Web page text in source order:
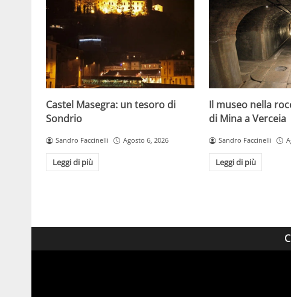
Castel Masegra: un tesoro di
Sondrio
Sandro Faccinelli Agosto 6, 2026
Leggi di più
Il museo nella
di Mina a Verceia
Sandro Faccinelli
Leggi di più